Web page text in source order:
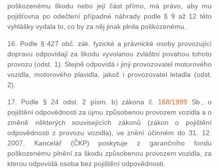
poškozenému škodu nebo její část přímo, má právo, aby mu
pojišťovna po odečtení případné náhrady podle § 9 až 12 této
vyhlášky vydala to, co by za něj jinak plnila poškozenému.
16. Podle § 427 obč. zák. fyzické a právnické osoby provozující
dopravu odpovídají za škodu vyvolanou zvláštní povahou tohoto
provozu (odst. 1). Stejně odpovídá i jiný provozovatel motorového
vozidla, motorového plavidla, jakož i provozovatel letadla (odst.
2).
17. Podle § 24 odst. 2 písm. b) zákona č. 168/1999 Sb., o
pojištění odpovědnosti za újmu způsobenou provozem vozidla a o
změně některých souvisejících zákonů (zákon o pojištění
odpovědnosti z provozu vozidla), ve znění účinném do 31. 12.
2007, Kancelář (ČKP) poskytuje z garančního fondu
poškozenému plnění za škodu způsobenou provozem vozidla, za
kterou odpovídá osoba bez pojištění odpovědnosti.